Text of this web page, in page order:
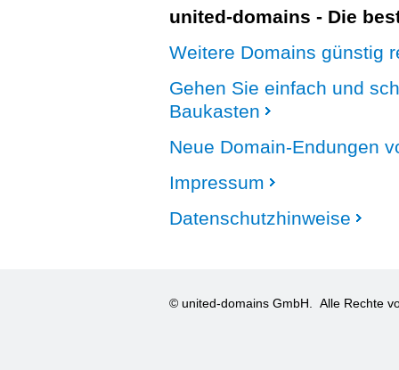
united-domains - Die
Weitere Domains günstig
Gehen Sie einfach und
Baukasten
Neue Domain-Endungen
Impressum
Datenschutzhinweise
© united-domains GmbH. Alle Rechte